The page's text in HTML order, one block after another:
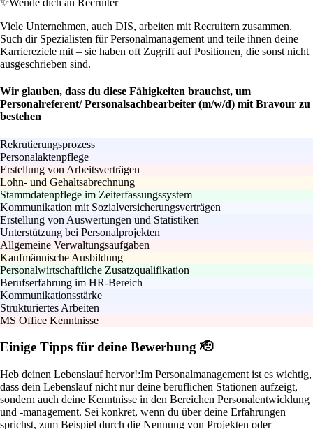
✨Wende dich an Recruiter
Viele Unternehmen, auch DIS, arbeiten mit Recruitern zusammen.
Such dir Spezialisten für Personalmanagement und teile ihnen deine
Karriereziele mit – sie haben oft Zugriff auf Positionen, die sonst nicht
ausgeschrieben sind.
Wir glauben, dass du diese Fähigkeiten brauchst, um
Personalreferent/ Personalsachbearbeiter (m/w/d) mit Bravour zu
bestehen
Rekrutierungsprozess
Personalaktenpflege
Erstellung von Arbeitsverträgen
Lohn- und Gehaltsabrechnung
Stammdatenpflege im Zeiterfassungssystem
Kommunikation mit Sozialversicherungsverträgen
Erstellung von Auswertungen und Statistiken
Unterstützung bei Personalprojekten
Allgemeine Verwaltungsaufgaben
Kaufmännische Ausbildung
Personalwirtschaftliche Zusatzqualifikation
Berufserfahrung im HR-Bereich
Kommunikationsstärke
Strukturiertes Arbeiten
MS Office Kenntnisse
Einige Tipps für deine Bewerbung 🫡
Heb deinen Lebenslauf hervor!:Im Personalmanagement ist es wichtig,
dass dein Lebenslauf nicht nur deine beruflichen Stationen aufzeigt,
sondern auch deine Kenntnisse in den Bereichen Personalentwicklung
und -management. Sei konkret, wenn du über deine Erfahrungen
sprichst, zum Beispiel durch die Nennung von Projekten oder